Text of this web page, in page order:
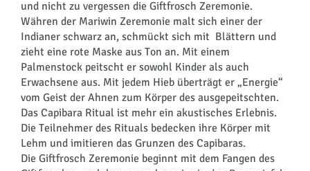
und nicht zu vergessen die Giftfrosch Zeremonie.
Währen der Mariwin Zeremonie malt sich einer der
Indianer schwarz an, schmückt sich mit Blättern und
zieht eine rote Maske aus Ton an. Mit einem
Palmenstock peitscht er sowohl Kinder als auch
Erwachsene aus. Mit jedem Hieb überträgt er „Energie“
vom Geist der Ahnen zum Körper des ausgepeitschten.
Das Capibara Ritual ist mehr ein akustisches Erlebnis.
Die Teilnehmer des Rituals bedecken ihre Körper mit
Lehm und imitieren das Grunzen des Capibaras.
Die Giftfrosch Zeremonie beginnt mit dem Fangen des